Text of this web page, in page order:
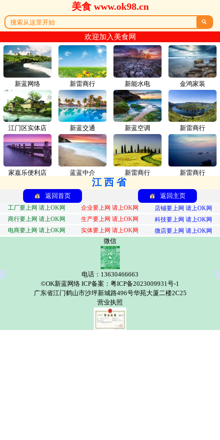
美食 www.ok98.cn

欢迎加入美食网
新蓝网络 新雷商行
江门区实体店 新蓝交通
家嘉乐便利店 蓝蓝中介
新能水电 金鸿家装
新蓝空调 新雷商行
新雷商行 新雷商行
江西省
返回首页 返回主页
工厂要上网 请上OK网 企业要上网 请上OK网
店铺要上网 请上OK网
商行要上网 请上OK网
生产要上网 请上OK网
科技要上网 请上OK网
电商要上网 请上OK网
实体要上网 请上OK网 微店要上网 请上OK网
微信
电话：13630466663
©OK新蓝网络 ICP备案：粤ICP备2023009931号-1
广东省江门鹤山市沙坪新城路496号华苑大厦二楼2C25
营业执照